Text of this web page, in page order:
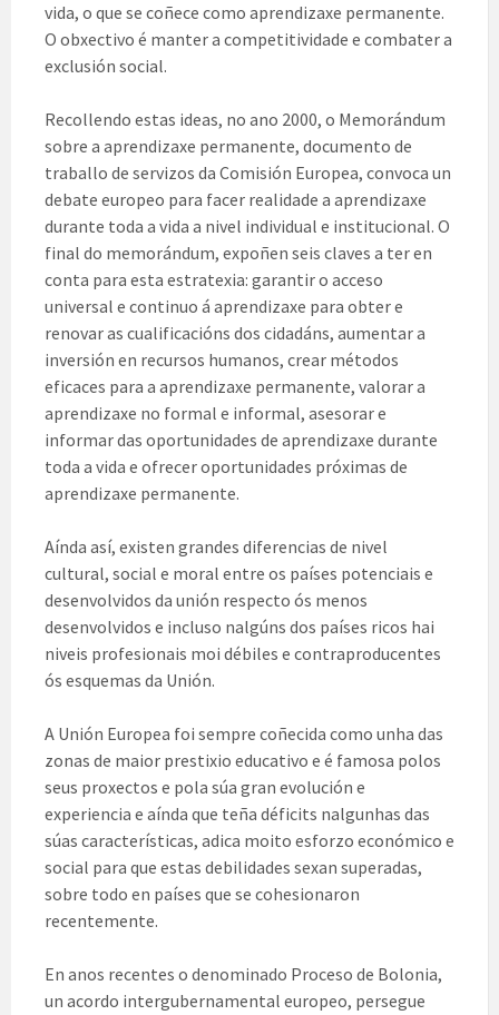
vida, o que se coñece como aprendizaxe permanente.
O obxectivo é manter a competitividade e combater a
exclusión social.
Recollendo estas ideas, no ano 2000, o Memorándum
sobre a aprendizaxe permanente, documento de
traballo de servizos da Comisión Europea, convoca un
debate europeo para facer realidade a aprendizaxe
durante toda a vida a nivel individual e institucional. O
final do memorándum, expoñen seis claves a ter en
conta para esta estratexia: garantir o acceso
universal e continuo á aprendizaxe para obter e
renovar as cualificacións dos cidadáns, aumentar a
inversión en recursos humanos, crear métodos
eficaces para a aprendizaxe permanente, valorar a
aprendizaxe no formal e informal, asesorar e
informar das oportunidades de aprendizaxe durante
toda a vida e ofrecer oportunidades próximas de
aprendizaxe permanente.
Aínda así, existen grandes diferencias de nivel
cultural, social e moral entre os países potenciais e
desenvolvidos da unión respecto ós menos
desenvolvidos e incluso nalgúns dos países ricos hai
niveis profesionais moi débiles e contraproducentes
ós esquemas da Unión.
A Unión Europea foi sempre coñecida como unha das
zonas de maior prestixio educativo e é famosa polos
seus proxectos e pola súa gran evolución e
experiencia e aínda que teña déficits nalgunhas das
súas características, adica moito esforzo económico e
social para que estas debilidades sexan superadas,
sobre todo en países que se cohesionaron
recentemente.
En anos recentes o denominado Proceso de Bolonia,
un acordo intergubernamental europeo, persegue